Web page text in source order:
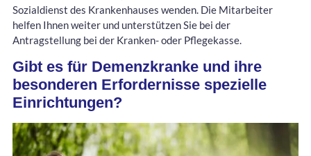
Sozialdienst des Krankenhauses wenden. Die Mitarbeiter
helfen Ihnen weiter und unterstützen Sie bei der
Antragstellung bei der Kranken- oder Pflegekasse.
Gibt es für Demenzkranke und ihre
besonderen Erfordernisse spezielle
Einrichtungen?